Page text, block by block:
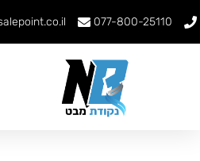
077-800-25110